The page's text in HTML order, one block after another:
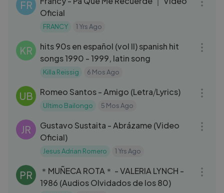
FR
Oficial
FRANCY 1 Yrs Ago
KR
hits 90s en español (vol II) spanish hit
songs 1990 - 1999, latin song
Killa Reissig 6 Mos Ago
UB Romeo Santos - Amigo (Letra⧸Lyrics)
Ultimo Bailongo 5 Mos Ago
JR
Gustavo Sustaita - Abrázame (Video
Oficial)
Jesus Adrian Romero 1 Yrs Ago
PR
＊MUÑECA ROTA＊ - VALERIA LYNCH -
1986 (Audios Olvidados de los 80)